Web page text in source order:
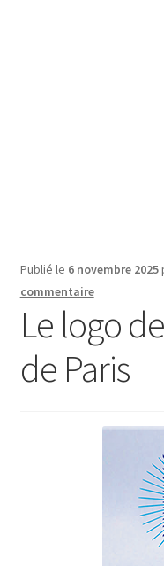
Publié le 6 novembre 2025
commentaire
Le logo
de Paris